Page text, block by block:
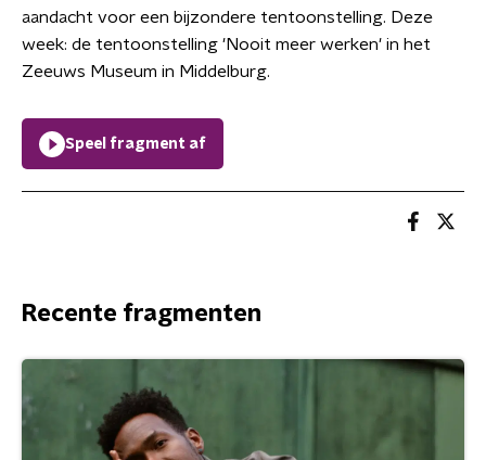
aandacht voor een bijzondere tentoonstelling. Deze
week: de tentoonstelling 'Nooit meer werken' in het
Zeeuws Museum in Middelburg.
Speel fragment af
Recente fragmenten